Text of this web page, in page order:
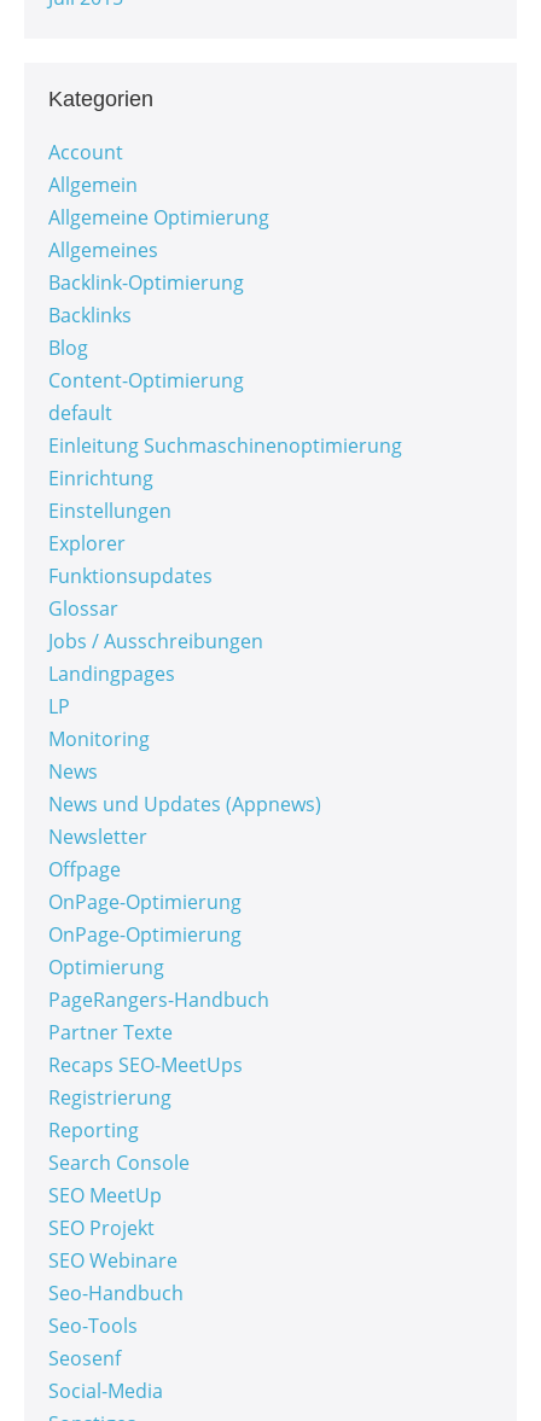
Kategorien
Account
Allgemein
Allgemeine Optimierung
Allgemeines
Backlink-Optimierung
Backlinks
Blog
Content-Optimierung
default
Einleitung Suchmaschinenoptimierung
Einrichtung
Einstellungen
Explorer
Funktionsupdates
Glossar
Jobs / Ausschreibungen
Landingpages
LP
Monitoring
News
News und Updates (Appnews)
Newsletter
Offpage
OnPage-Optimierung
OnPage-Optimierung
Optimierung
PageRangers-Handbuch
Partner Texte
Recaps SEO-MeetUps
Registrierung
Reporting
Search Console
SEO MeetUp
SEO Projekt
SEO Webinare
Seo-Handbuch
Seo-Tools
Seosenf
Social-Media